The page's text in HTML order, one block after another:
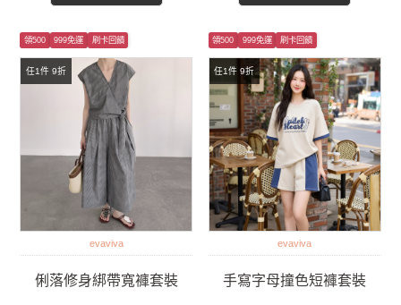
任1件 9折
領500 999免運 刷卡回饋
evaviva
俐落修身綁帶寬褲套裝
任1件 9折
領500 999免運 刷卡回饋
evaviva
手寫字母撞色短褲套裝